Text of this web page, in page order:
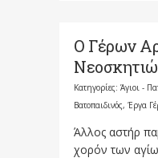
Ο Γέρων
Κατηγορίες: Άγιοι -
Βατοπαιδινός, Έργα
Άλλος αστήρ
χορόν των